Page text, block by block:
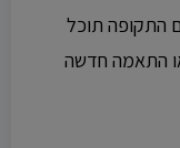
התקופה תוכל
התאמה חדשה